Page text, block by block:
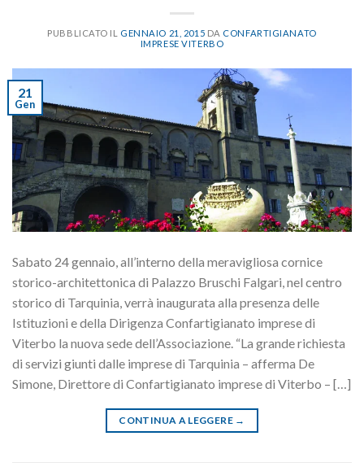
PUBBLICATO IL GENNAIO 21, 2015 DA CONFARTIGIANATO
IMPRESE VITERBO
21
Gen
Sabato 24 gennaio, all’interno della meravigliosa cornice
storico-architettonica di Palazzo Bruschi Falgari, nel centro
storico di Tarquinia, verrà inaugurata alla presenza delle
Istituzioni e della Dirigenza Confartigianato imprese di
Viterbo la nuova sede dell’Associazione. “La grande richiesta
di servizi giunti dalle imprese di Tarquinia – afferma De
Simone, Direttore di Confartigianato imprese di Viterbo – […]
CONTINUA A LEGGERE →